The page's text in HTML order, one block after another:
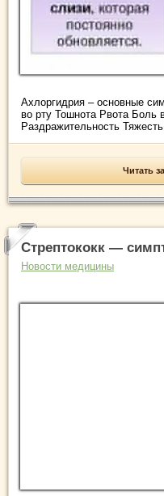
Ахлоргидрия – основные
во рту Тошнота Рвота Боль
Раздражительность
Читать
Стрептококк —
Новости медицины